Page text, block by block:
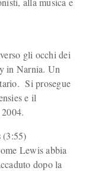
gli occhi dei
in Narnia. Un
Si prosegue
e il
(3:55)
Lewis abbia
dopo la